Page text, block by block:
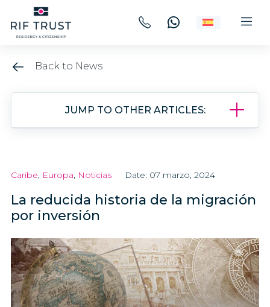
Back to News
JUMP TO OTHER ARTICLES:
Caribe, Europa, Noticias Date: 07 marzo, 2024
La reducida historia de la migración
por inversión